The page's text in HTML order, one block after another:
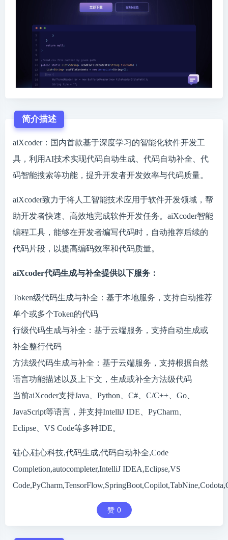
简介描述
aiXcoder：国内首款基于深度学习的智能化软件开发工
具，利用AI技术实现代码⾃动⽣成、代码⾃动补全、代
码智能搜索等功能，提升开发者开发效率与代码质量。
aiXcoder致力于将人工智能技术应用于软件开发领域，帮
助开发者快速、高效地完成软件开发任务。aiXcoder智能
编程工具，能够在开发者编写代码时，自动推荐后续的
代码片段，以提高编码效率和代码质量。
aiXcoder代码生成与补全提供以下服务：
Token级代码生成与补全：基于本地服务，支持自动推荐
单个或多个Token的代码
行级代码生成与补全：基于云端服务，支持自动生成或
补全整行代码
方法级代码生成与补全：基于云端服务，支持根据自然
语言功能描述以及上下文，生成或补全方法级代码
当前aiXcoder支持Java、Python、C#、C/C++、Go、
JavaScript等语言，并支持IntelliJ IDE、PyCharm、
Eclipse、VS Code等多种IDE。
硅心,硅心科技,代码生成,代码自动补全,Code
Completion,autocompleter,IntelliJ IDEA,Eclipse,VS
赞 0